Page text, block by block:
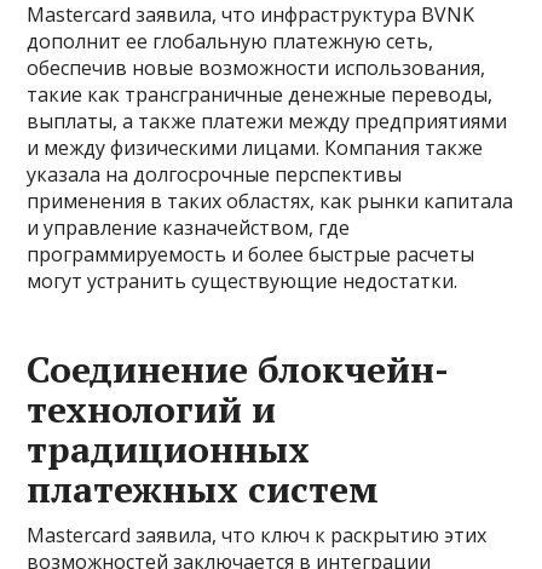
Mastercard заявила, что инфраструктура BVNK
дополнит ее глобальную платежную сеть,
обеспечив новые возможности использования,
такие как трансграничные денежные переводы,
выплаты, а также платежи между предприятиями
и между физическими лицами. Компания также
указала на долгосрочные перспективы
применения в таких областях, как рынки капитала
и управление казначейством, где
программируемость и более быстрые расчеты
могут устранить существующие недостатки.
Соединение блокчейн-
технологий и
традиционных
платежных систем
Mastercard заявила, что ключ к раскрытию этих
возможностей заключается в интеграции